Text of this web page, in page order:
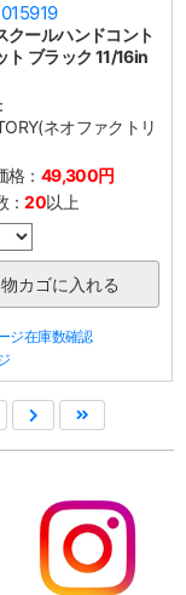
クールハンドコント
ト ブラック 11/16in
ネオファクトリ
： 49,300円
：20以上
ジ在庫数確認